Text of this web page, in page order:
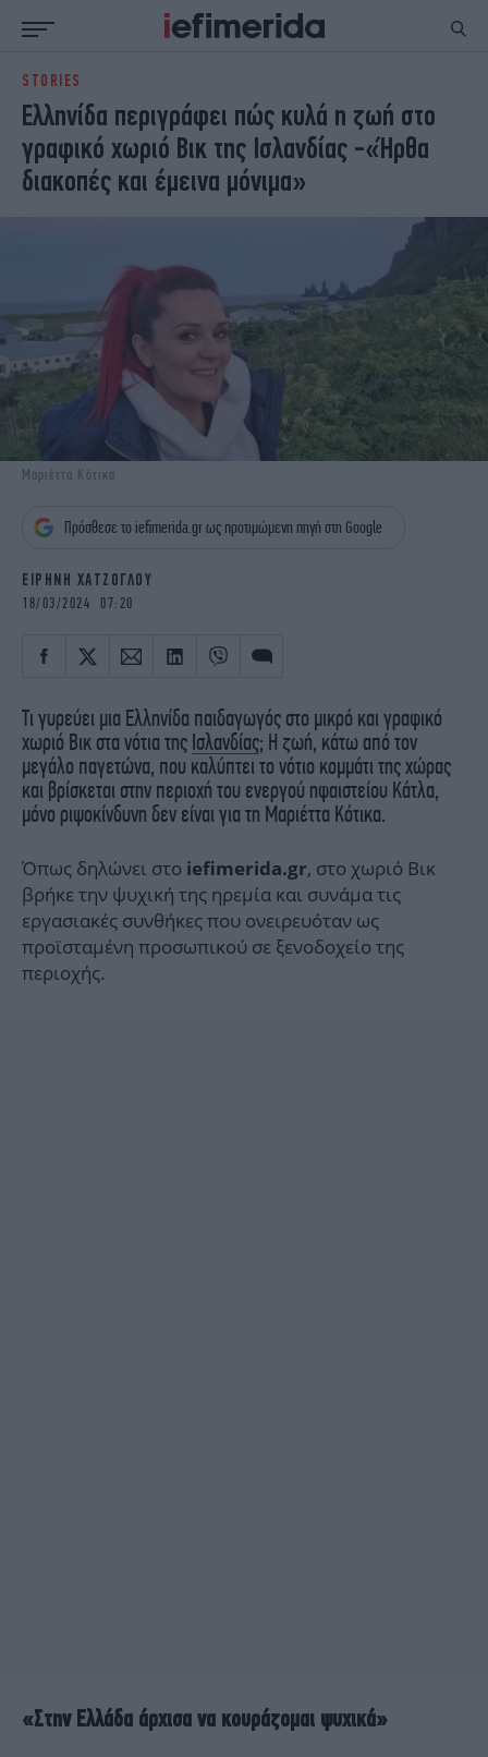
ΕΙΔΗΣΕΙΣ
NON PAPER
ΕΛΛΑΔΑ
ΟΙΚΟΝΟΜΙΑ
ΚΟΣΜΟΣ
ΠΟΛΙΤΙΣΜΟΣ
ΠΑΝΕΛΛΗΝΙΕΣ
ENGLISH EDITION
ΕΚΛΟΓΕΣ
TRAVEL
ΤΕΧΝΟΛΟΓΙΑ
ΥΓΕΙΑ
DESIGN
ΟΛΥΜΠΙΑΚΟΙ ΑΓΩΝΕΣ
EURO
GREEN
PODCAST
iAUTOKINITO
iOPINIONS
OSCARS
THE OCEAN
STORIES
Ελληνίδα περιγράφει πώς κυλά η ζωή στο
γραφικό χωριό Βικ της Ισλανδίας -«Ήρθα
διακοπές και έμεινα μόνιμα»
Μαριέττα Κότικα
Πρόσθεσε το iefimerida.gr ως προτιμώμενη πηγή στη Google
ΕΙΡΗΝΗ ΧΑΤΖΟΓΛΟΥ
18/03/2024 07:20
Τι γυρεύει μια Ελληνίδα παιδαγωγός στο μικρό και γραφικό
χωριό Βικ στα νότια της Ισλανδίας; Η ζωή, κάτω από τον
μεγάλο παγετώνα, που καλύπτει το νότιο κομμάτι της χώρας
και βρίσκεται στην περιοχή του ενεργού ηφαιστείου Κάτλα,
μόνο ριψοκίνδυνη δεν είναι για τη Μαριέττα Κότικα.
Όπως δηλώνει στο iefimerida.gr, στο χωριό Βικ
βρήκε την ψυχική της ηρεμία και συνάμα τις
εργασιακές συνθήκες που ονειρευόταν ως
προϊσταμένη προσωπικού σε ξενοδοχείο της
περιοχής.
«Στην Ελλάδα άρχισα να κουράζομαι ψυχικά»